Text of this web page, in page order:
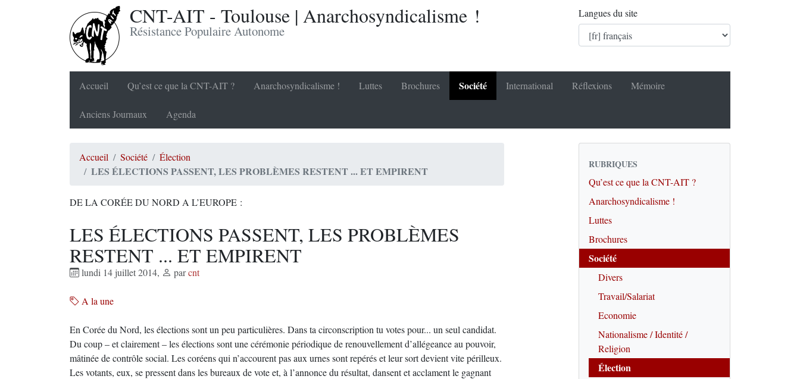
CNT-AIT - Toulouse | Anarchosyndicalisme !
Résistance Populaire Autonome
Langues du site
Accueil Qu’est ce que la CNT-AIT ? Anarchosyndicalisme ! Luttes Brochures Société International Réflexions Mémoire
Anciens Journaux Agenda
Accueil Société Élection
LES ÉLECTIONS PASSENT, LES PROBLÈMES RESTENT ... ET EMPIRENT
DE LA CORÉE DU NORD A L’EUROPE :
LES ÉLECTIONS PASSENT, LES PROBLÈMES
RESTENT ... ET EMPIRENT
lundi 14 juillet 2014, parcnt
A la une
En Corée du Nord, les élections sont un peu particulières. Dans ta circonscription tu votes pour... un seul candidat.
Du coup – et clairement – les élections sont une cérémonie périodique de renouvellement d’allégeance au pouvoir,
mâtinée de contrôle social. Les coréens qui n’accourent pas aux urnes sont repérés et leur sort devient vite périlleux.
Les votants, eux, se pressent dans les bureaux de vote et, à l’annonce du résultat, dansent et acclament le gagnant
RUBRIQUES
Qu’est ce que la CNT-AIT ?
Anarchosyndicalisme !
Luttes
Brochures
Société
Divers
Travail/Salariat
Economie
Nationalisme / Identité /
Religion
Élection